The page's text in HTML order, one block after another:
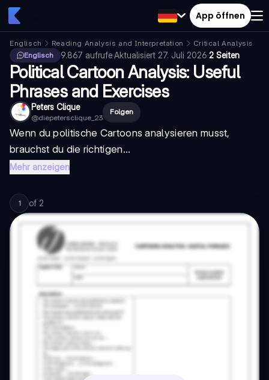
App öffnen
Englisch Reading Analysis and Interpretation
Critical Analysis
Englisch
9.867 aufrufe·Aktualisiert 27. Juli 2026·2 Seiten
Political Cartoon Analysis: Useful
Phrases and Exercises
Peters Clique
@diepetersclique_23
Folgen
Wenn du politische Cartoons analysieren musst,
brauchst du die richtigen...
Mehr anzeigen
1 of 2